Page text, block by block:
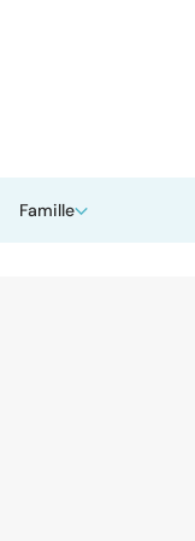
Famille